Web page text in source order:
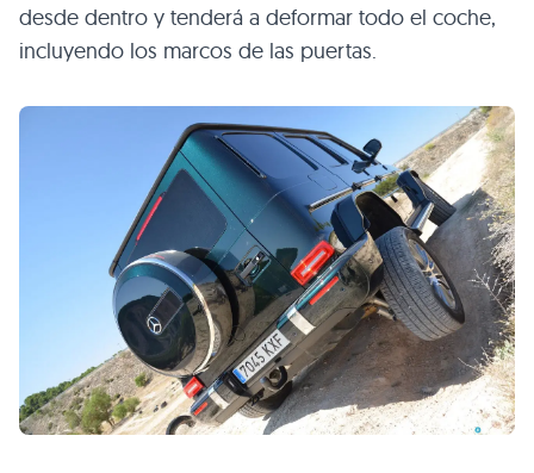
desde dentro y tenderá a deformar todo el coche,
incluyendo los marcos de las puertas.